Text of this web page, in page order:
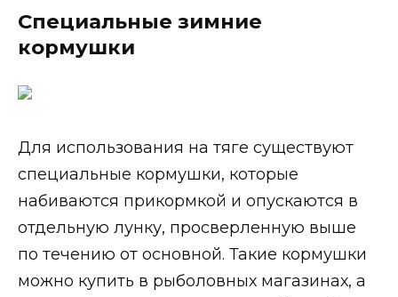
Специальные зимние
кормушки
Для использования на тяге существуют
специальные кормушки, которые
набиваются прикормкой и опускаются в
отдельную лунку, просверленную выше
по течению от основной. Такие кормушки
можно купить в рыболовных магазинах, а